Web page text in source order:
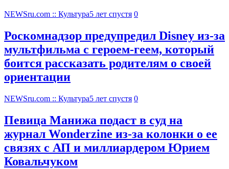
NEWSru.com :: Культура5 лет спустя 0
Роскомнадзор предупредил Disney из-за
мультфильма c героем-геем, который
боится рассказать родителям о своей
ориентации
NEWSru.com :: Культура5 лет спустя 0
Певица Манижа подаст в суд на
журнал Wonderzine из-за колонки о ее
связях с АП и миллиардером Юрием
Ковальчуком